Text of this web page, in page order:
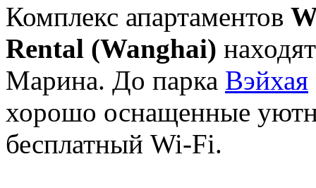
Комплекс апартаментов
Rental (Wanghai)
Марина. До парка Вэйхая
хорошо оснащенные
бесплатный Wi-Fi.